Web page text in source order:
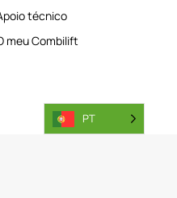
técnico
meu Combilift
PT